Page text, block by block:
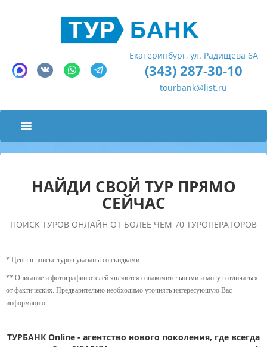
Екатеринбург, ул. Радищева 6А
(343) 287-30-10
tourbank@list.ru
ОСТРОВОК.РУ
ТРАНСФЕРЫ
СТРАНЫ
О НАС
КОНТАКТЫ
НАЙДИ СВОЙ ТУР ПРЯМО
СЕЙЧАС
ПОИСК ТУРОВ ОНЛАЙН ОТ БОЛЕЕ ЧЕМ 70 ТУРОПЕРАТОРОВ
* Цены в поиске туров указаны со скидками.
** Описание и фотографии отелей являются ознакомительными и могут отличаться
от фактических. Предварительно необходимо уточнять интересующую Вас
информацию.
ТУРБАНК Online - агентство нового поколения, где всегда